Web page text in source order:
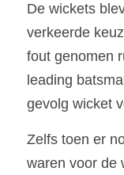
De wickets
verkeerde
fout genomen
leading
gevolg wicket
Zelfs toen er
waren voor de